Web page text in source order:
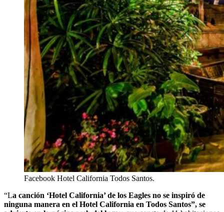
Facebook Hotel California Todos Santos.
“La canción ‘Hotel California’ de los Eagles no se inspiró de
ninguna manera en el Hotel California en Todos Santos”, se